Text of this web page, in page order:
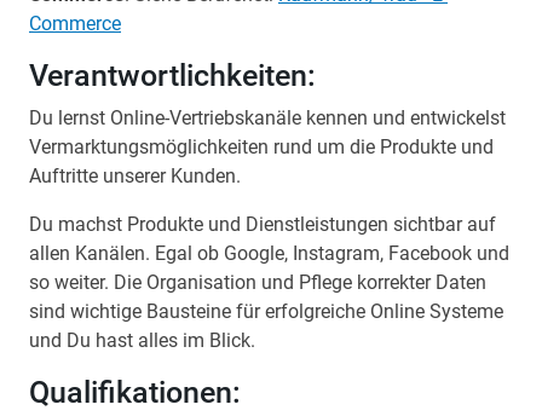
Commerce
Verantwortlichkeiten:
Du lernst Online-Vertriebskanäle kennen und entwickelst
Vermarktungsmöglichkeiten rund um die Produkte und
Auftritte unserer Kunden.
Du machst Produkte und Dienstleistungen sichtbar auf
allen Kanälen. Egal ob Google, Instagram, Facebook und
so weiter. Die Organisation und Pflege korrekter Daten
sind wichtige Bausteine für erfolgreiche Online Systeme
und Du hast alles im Blick.
Qualifikationen: